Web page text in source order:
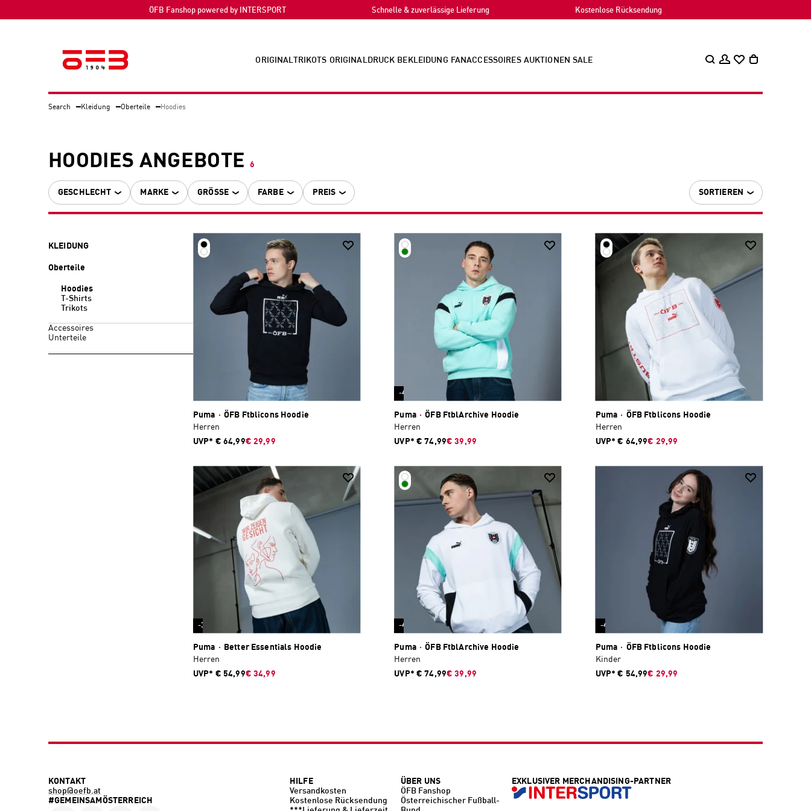
ÖFB Fanshop powered by INTERSPORT Schnelle & zuverlässige Lieferung Kostenlose Rücksendung
ORIGINALTRIKOTS ORIGINALDRUCK BEKLEIDUNG FANACCESSOIRES AUKTIONEN SALE
Search Kleidung Oberteile Hoodies
HOODIES ANGEBOTE 6
GESCHLECHT MARKE GRÖSSE FARBE PREIS SORTIEREN
KLEIDUNG
Oberteile
Hoodies
T-Shirts
Trikots
Accessoires
Unterteile
Puma · ÖFB Ftblicons Hoodie
Herren
UVP* € 64,99€ 29,99
-47 %
Puma · ÖFB FtblArchive Hoodie
Herren
UVP* € 74,99€ 39,99
Puma · ÖFB Ftblicons Hoodie
Herren
UVP* € 64,99€ 29,99
-36 %
Puma ·
Better Essentials Hoodie
Herren
UVP* € 54,99€ 34,99
-47 %
Puma · ÖFB FtblArchive Hoodie
Herren
UVP* € 74,99€ 39,99
-45 %
Puma · ÖFB Ftblicons Hoodie
Kinder
UVP* € 54,99€ 29,99
KONTAKT
shop@oefb.at
#GEMEINSAMÖSTERREICH
HILFE
Versandkosten
Kostenlose Rücksendung
ÜBER UNS
ÖFB Fanshop
Österreichischer Fußball-
EXKLUSIVER MERCHANDISING-PARTNER